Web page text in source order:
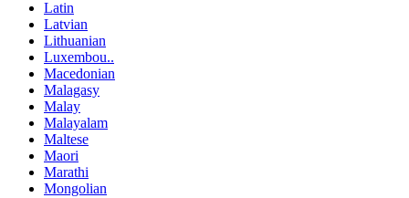
Latin
Latvian
Lithuanian
Luxembou..
Macedonian
Malagasy
Malay
Malayalam
Maltese
Maori
Marathi
Mongolian